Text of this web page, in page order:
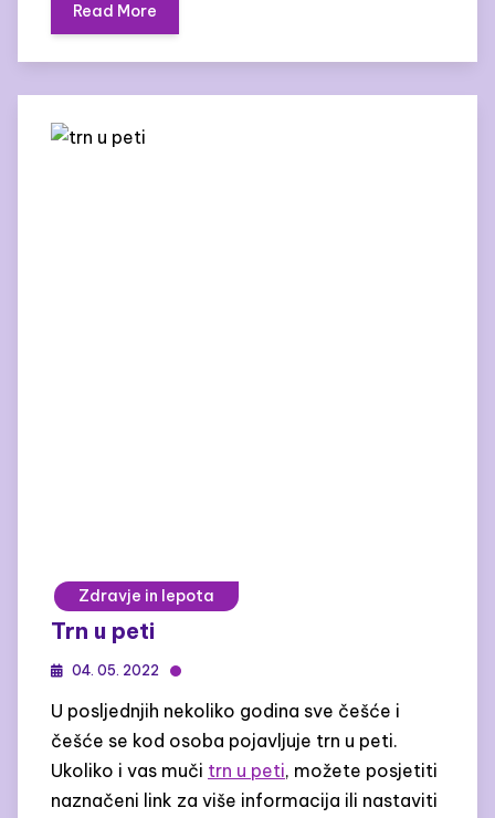
Read More
Zdravje in lepota
Trn u peti
04. 05. 2022
U posljednjih nekoliko godina sve češće i
češće se kod osoba pojavljuje trn u peti.
Ukoliko i vas muči trn u peti, možete posjetiti
naznačeni link za više informacija ili nastaviti